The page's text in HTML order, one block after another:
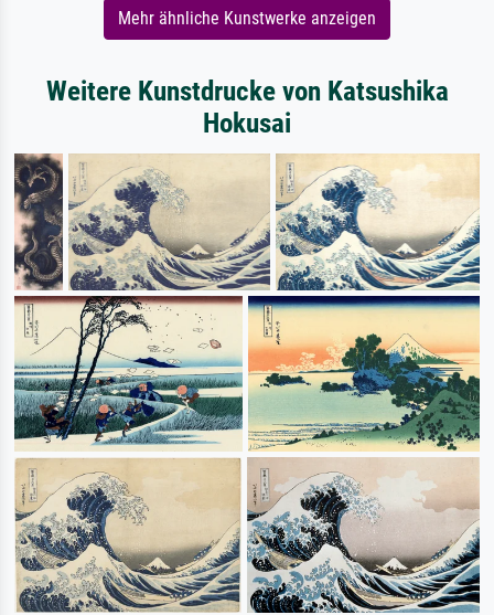
Mehr ähnliche Kunstwerke anzeigen
Weitere Kunstdrucke von Katsushika
Hokusai